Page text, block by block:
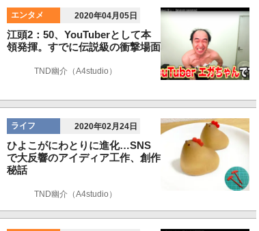
エンタメ 2020年04月05日
江頭2：50、YouTuberとして本
領発揮。すでに伝説級の衝撃場面
TND幽介（A4studio）
ライフ 2020年02月24日
ひよこがにわとりに進化…SNS
で大反響のアイディア工作、創作
秘話
TND幽介（A4studio）